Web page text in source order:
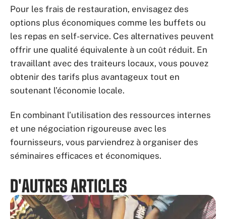
Pour les frais de restauration, envisagez des
options plus économiques comme les buffets ou
les repas en self-service. Ces alternatives peuvent
offrir une qualité équivalente à un coût réduit. En
travaillant avec des traiteurs locaux, vous pouvez
obtenir des tarifs plus avantageux tout en
soutenant l’économie locale.
En combinant l’utilisation des ressources internes
et une négociation rigoureuse avec les
fournisseurs, vous parviendrez à organiser des
séminaires efficaces et économiques.
D'AUTRES ARTICLES